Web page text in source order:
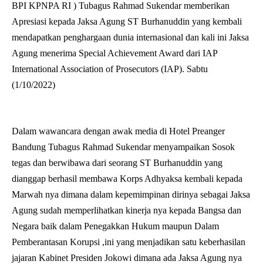
BPI KPNPA RI ) Tubagus Rahmad Sukendar memberikan
Apresiasi kepada Jaksa Agung ST Burhanuddin yang kembali
mendapatkan penghargaan dunia internasional dan kali ini Jaksa
Agung menerima Special Achievement Award dari IAP
International Association of Prosecutors (IAP). Sabtu
(1/10/2022)
Dalam wawancara dengan awak media di Hotel Preanger
Bandung Tubagus Rahmad Sukendar menyampaikan Sosok
tegas dan berwibawa dari seorang ST Burhanuddin yang
dianggap berhasil membawa Korps Adhyaksa kembali kepada
Marwah nya dimana dalam kepemimpinan dirinya sebagai Jaksa
Agung sudah memperlihatkan kinerja nya kepada Bangsa dan
Negara baik dalam Penegakkan Hukum maupun Dalam
Pemberantasan Korupsi ,ini yang menjadikan satu keberhasilan
jajaran Kabinet Presiden Jokowi dimana ada Jaksa Agung nya